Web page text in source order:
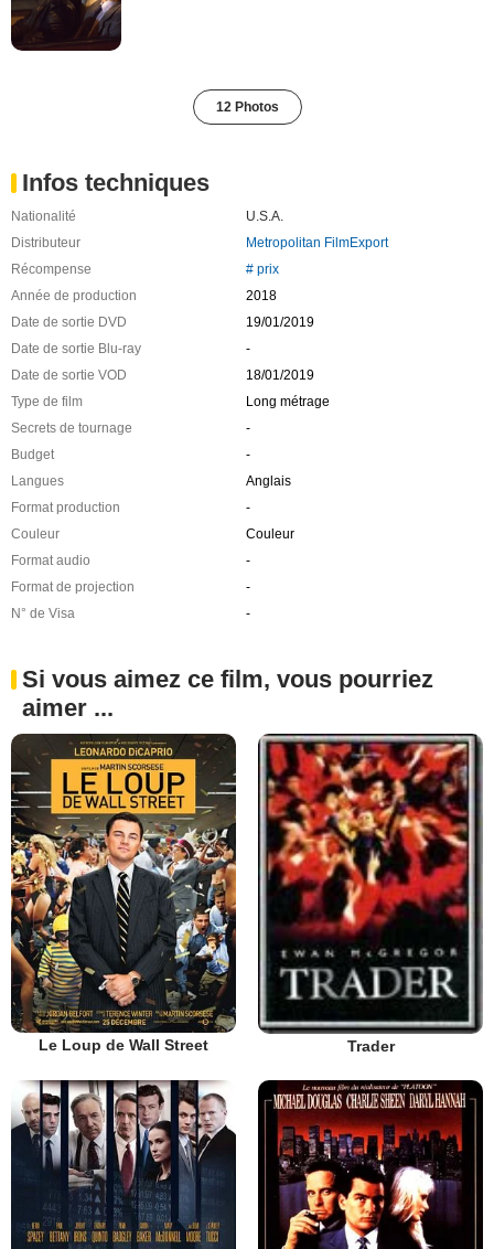
12 Photos
Infos techniques
Nationalité
U.S.A.
Distributeur
Metropolitan FilmExport
Récompense
# prix
Année de production
2018
Date de sortie DVD
19/01/2019
Date de sortie Blu-ray
-
Date de sortie VOD
18/01/2019
Type de film
Long métrage
Secrets de tournage
-
Budget
-
Langues
Anglais
Format production
-
Couleur
Couleur
Format audio
-
Format de projection
-
N° de Visa
-
Si vous aimez ce film, vous pourriez
aimer ...
Le Loup de Wall Street Trader